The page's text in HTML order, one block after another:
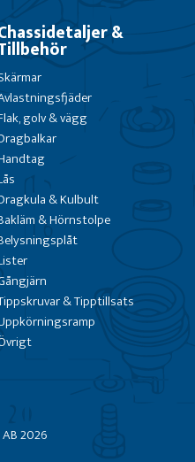
&
golv & vägg
& Kulbult
& Hörnstolpe
& Tipptillsats
2026